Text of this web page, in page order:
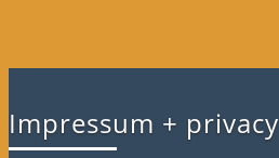
Impressum + privacy